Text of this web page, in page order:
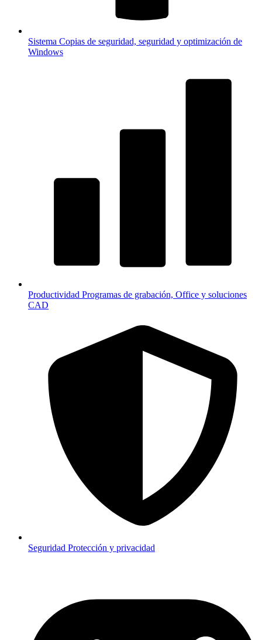
Sistema Copias de seguridad, seguridad y optimización de
Windows
Productividad Programas de grabación, Office y soluciones
CAD
Seguridad Protección y privacidad